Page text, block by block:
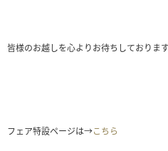
皆様のお越しを心よりお待ちしております
フェア特設ページは→こちら